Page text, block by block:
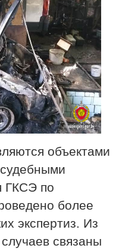
объектами
ГКСЭ по
более
экспертиз. Из
связаны